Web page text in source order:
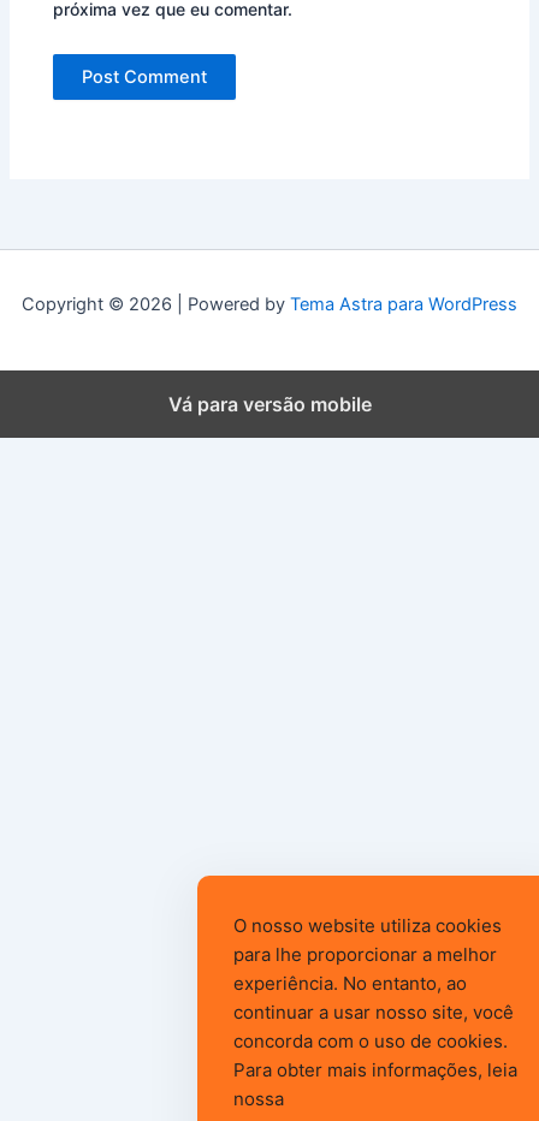
próxima vez que eu comentar.
Copyright © 2026 | Powered by Tema Astra para WordPress
O nosso website utiliza cookies
para lhe proporcionar a melhor
experiência. No entanto, ao
continuar a usar nosso site, você
concorda com o uso de cookies.
Para obter mais informações, leia
nossa
Vá para versão mobile